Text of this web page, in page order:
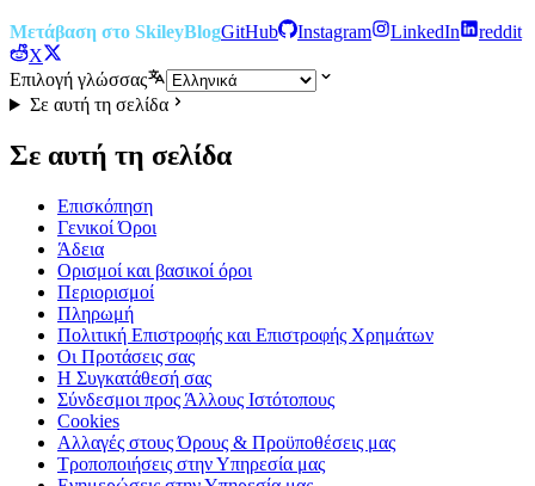
Μετάβαση στο SkileyBlogGitHub Instagram LinkedIn
reddit
X
Επιλογή γλώσσας
Σε αυτή τη σελίδα
Σε αυτή τη σελίδα
Επισκόπηση
Γενικοί Όροι
Άδεια
Ορισμοί και βασικοί όροι
Περιορισμοί
Πληρωμή
Πολιτική Επιστροφής και Επιστροφής Χρημάτων
Οι Προτάσεις σας
Η Συγκατάθεσή σας
Σύνδεσμοι προς Άλλους Ιστότοπους
Cookies
Αλλαγές στους Όρους & Προϋποθέσεις μας
Τροποποιήσεις στην Υπηρεσία μας